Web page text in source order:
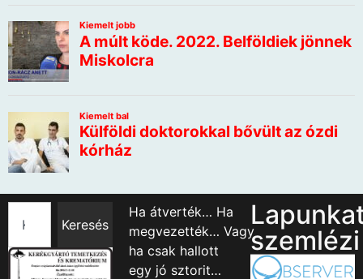
Keresés
Ha átverték… Ha
megvezették… Vagy
ha csak hallott
egy jó sztorit…
szemlézi